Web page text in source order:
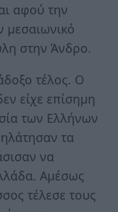
αφού την
μεσαιωνικό
στην Άνδρο.
τέλος. Ο
είχε επίσημη
των Ελλήνων
τα
να
Αμέσως
τέλεσε τους